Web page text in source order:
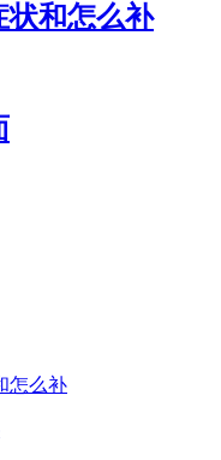
状和怎么补